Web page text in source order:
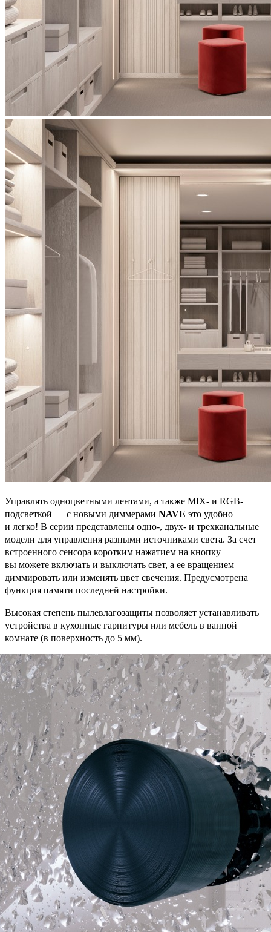
Управлять одноцветными лентами, а также MIX- и RGB-
подсветкой — с новыми диммерами NAVE это удобно
и легко! В серии представлены одно-, двух- и трехканальные
модели для управления разными источниками света. За счет
встроенного сенсора коротким нажатием на кнопку
вы можете включать и выключать свет, а ее вращением —
диммировать или изменять цвет свечения. Предусмотрена
функция памяти последней настройки.
Высокая степень пылевлагозащиты позволяет устанавливать
устройства в кухонные гарнитуры или мебель в ванной
комнате (в поверхность до 5 мм).